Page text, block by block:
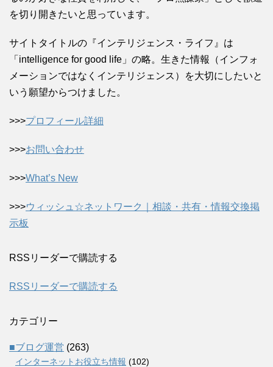
を切り開きたいと思っています。
サイトタイトルの『インテリジェンス・ライフ』は
「intelligence for good life」の略。生きた情報（インフォ
メーションではなくインテリジェンス）を大切にしたいと
いう願望からつけました。
>>>プロフィール詳細
>>>お問い合わせ
>>>What’s New
>>>ウィッシュ☆ネットワーク｜相談・共有・情報交換掲
示板
RSSリーダーで購読する
RSSリーダーで購読する
カテゴリー
■ブログ運営 (263)
インターネットお役立ち情報 (102)